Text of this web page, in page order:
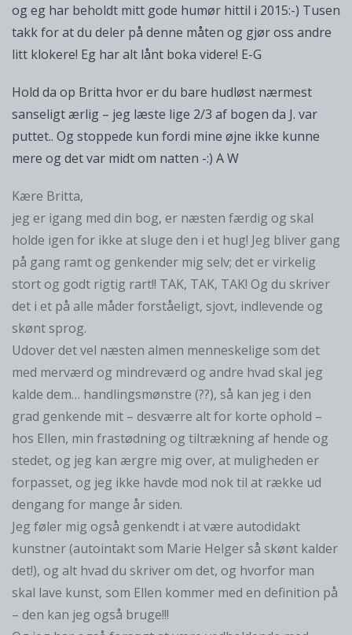
og eg har beholdt mitt gode humør hittil i 2015:-) Tusen
takk for at du deler på denne måten og gjør oss andre
litt klokere! Eg har alt lånt boka videre! E-G
Hold da op Britta hvor er du bare hudløst nærmest
sanseligt ærlig – jeg læste lige 2/3 af bogen da J. var
puttet.. Og stoppede kun fordi mine øjne ikke kunne
mere og det var midt om natten -:) A W
Kære Britta,
jeg er igang med din bog, er næsten færdig og skal
holde igen for ikke at sluge den i et hug! Jeg bliver gang
på gang ramt og genkender mig selv; det er virkelig
stort og godt rigtig rart!! TAK, TAK, TAK! Og du skriver
det i et på alle måder forståeligt, sjovt, indlevende og
skønt sprog.
Udover det vel næsten almen menneskelige som det
med merværd og mindreværd og andre hvad skal jeg
kalde dem… handlingsmønstre (??), så kan jeg i den
grad genkende mit – desværre alt for korte ophold –
hos Ellen, min frastødning og tiltrækning af hende og
stedet, og jeg kan ærgre mig over, at muligheden er
forpasset, og jeg ikke havde mod nok til at række ud
dengang for mange år siden.
Jeg føler mig også genkendt i at være autodidakt
kunstner (autointakt som Marie Helger så skønt kalder
det!), og alt hvad du skriver om det, og hvorfor man
skal lave kunst, som Ellen kommer med en definition på
– den kan jeg også bruge!!!